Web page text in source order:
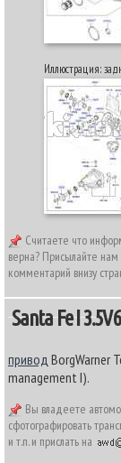
Иллюстрация:
Считаете что
верна? Присылайте нам
комментарий внизу
Santa Fe I
привод BorgWarner
management I).
Вы владеете
сфотографировать
и т.п. и прислать на